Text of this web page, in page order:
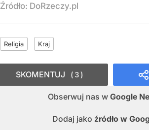
Źródło: DoRzeczy.pl
Religia Kraj
Obserwuj nas w Google
Dodaj jako źródło w
SKOMENTUJ 3